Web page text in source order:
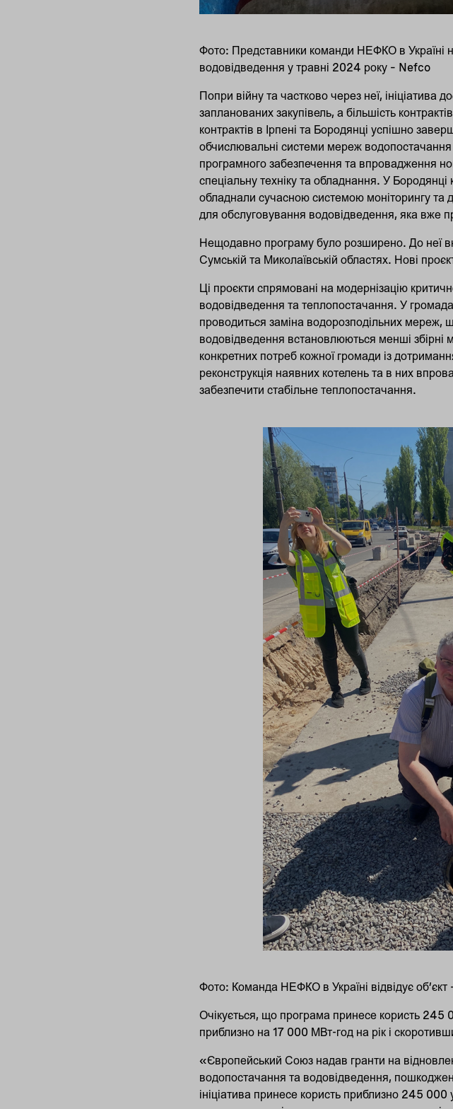
Фото: Представники команди НЕФКО в Україні
водовідведення у травні 2024 року – Nefco
Попри війну та частково через неї,
запланованих закупівель, а більшість
контрактів в Ірпені та Бородянці успішно
обчислювальні системи мереж
програмного забезпечення та впровадження
спеціальну техніку та обладнання. У
обладнали сучасною системою моніторингу та
для обслуговування водовідведення, яка вже
Нещодавно програму було розширено. До неї
Сумській та Миколаївській областях. Нові
Ці проєкти спрямовані на модернізацію
водовідведення та теплопостачання. У
проводиться заміна водорозподільних мереж,
водовідведення встановлюються менші збірні
конкретних потреб кожної громади із
реконструкція наявних котелень та в них
забезпечити стабільне теплопостачання.
Фото: Команда НЕФКО в Україні відвідує об’єкт
Очікується, що програма принесе користь
приблизно на 17 000 МВт-год на рік і
«Європейський Союз надав гранти на
водопостачання та водовідведення,
ініціатива принесе користь приблизно 245